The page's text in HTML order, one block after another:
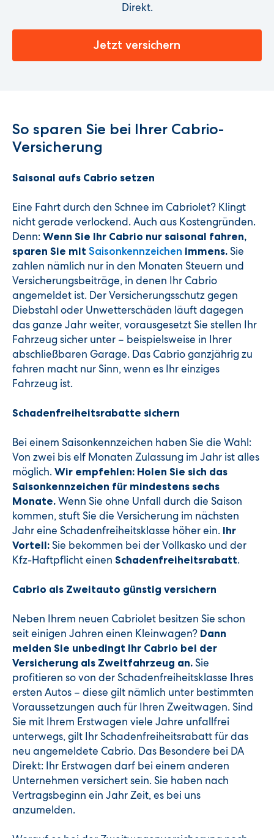
Direkt.
Jetzt versichern
So sparen Sie bei Ihrer Cabrio-
Versicherung
Saisonal aufs Cabrio setzen
Eine Fahrt durch den Schnee im Cabriolet? Klingt
nicht gerade verlockend. Auch aus Kostengründen.
Denn: Wenn Sie Ihr Cabrio nur saisonal fahren,
sparen Sie mit Saisonkennzeichen immens. Sie
zahlen nämlich nur in den Monaten Steuern und
Versicherungsbeiträge, in denen Ihr Cabrio
angemeldet ist. Der Versicherungsschutz gegen
Diebstahl oder Unwetterschäden läuft dagegen
das ganze Jahr weiter, vorausgesetzt Sie stellen Ihr
Fahrzeug sicher unter – beispielsweise in Ihrer
abschließbaren Garage. Das Cabrio ganzjährig zu
fahren macht nur Sinn, wenn es Ihr einziges
Fahrzeug ist.
Schadenfreiheitsrabatte sichern
Bei einem Saisonkennzeichen haben Sie die Wahl:
Von zwei bis elf Monaten Zulassung im Jahr ist alles
möglich. Wir empfehlen: Holen Sie sich das
Saisonkennzeichen für mindestens sechs
Monate. Wenn Sie ohne Unfall durch die Saison
kommen, stuft Sie die Versicherung im nächsten
Jahr eine Schadenfreiheitsklasse höher ein. Ihr
Vorteil: Sie bekommen bei der Vollkasko und der
Kfz-Haftpflicht einen Schadenfreiheitsrabatt.
Cabrio als Zweitauto günstig versichern
Neben Ihrem neuen Cabriolet besitzen Sie schon
seit einigen Jahren einen Kleinwagen? Dann
melden Sie unbedingt Ihr Cabrio bei der
Versicherung als Zweitfahrzeug an. Sie
profitieren so von der Schadenfreiheitsklasse Ihres
ersten Autos – diese gilt nämlich unter bestimmten
Voraussetzungen auch für Ihren Zweitwagen. Sind
Sie mit Ihrem Erstwagen viele Jahre unfallfrei
unterwegs, gilt Ihr Schadenfreiheitsrabatt für das
neu angemeldete Cabrio. Das Besondere bei DA
Direkt: Ihr Erstwagen darf bei einem anderen
Unternehmen versichert sein. Sie haben nach
Vertragsbeginn ein Jahr Zeit, es bei uns
anzumelden.